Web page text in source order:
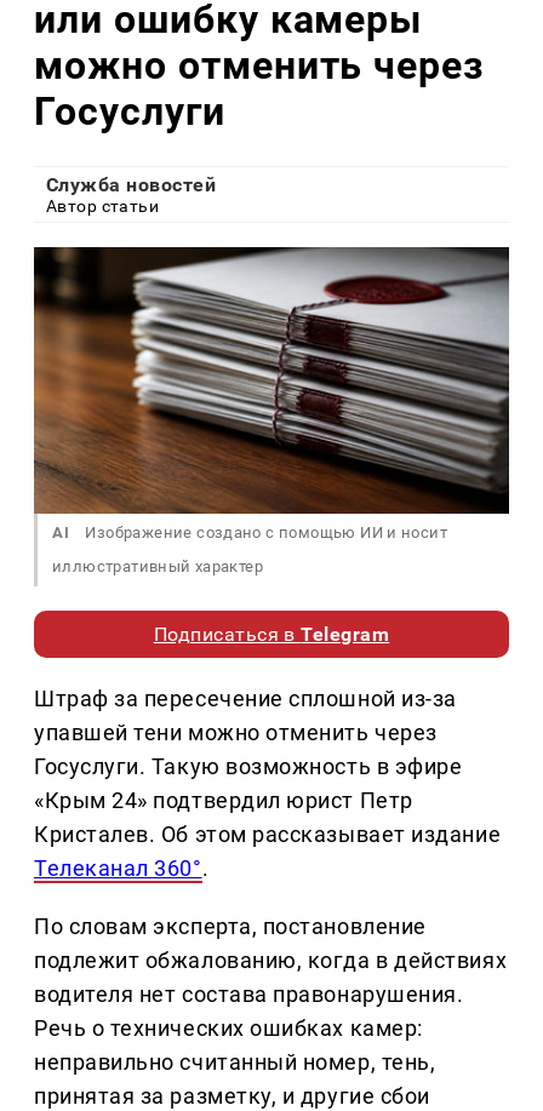
или ошибку камеры
можно отменить через
Госуслуги
Служба новостей
Автор статьи
AI
Изображение создано с помощью ИИ и носит
иллюстративный характер
Подписаться вTelegram
Штраф за пересечение сплошной из-за
упавшей тени можно отменить через
Госуслуги. Такую возможность в эфире
«Крым 24» подтвердил юрист Петр
Кристалев. Об этом рассказывает издание
Телеканал 360°.
По словам эксперта, постановление
подлежит обжалованию, когда в действиях
водителя нет состава правонарушения.
Речь о технических ошибках камер:
неправильно считанный номер, тень,
принятая за разметку, и другие сбои